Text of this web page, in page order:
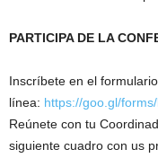
PARTICIPA DE LA
Inscríbete en el
línea: https://goo.gl/
Reúnete con tu
siguiente cuadro con us